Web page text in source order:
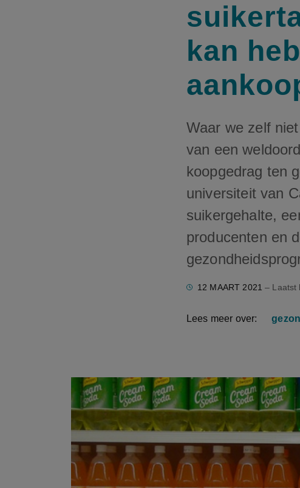
kan
Waar we zelf
van een
koopgedrag ten
universiteit van
suikergehalte,
producenten en
12 MAART 2021 – Laatst
Lees meer over: